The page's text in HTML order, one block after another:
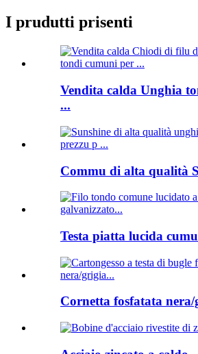
I prudutti prisenti
Vendita calda Unghia
...
Commu di alta qualità
Testa piatta lucida
Cornetta fosfatata